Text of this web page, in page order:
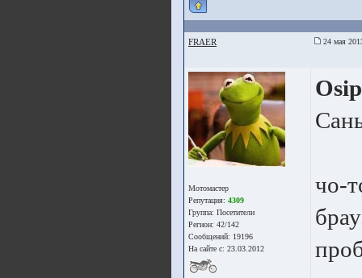
FRAER 24 мая
Мотомастер
Репутация: 4309
Группа: Посетители
Регион: 42/142
Сообщений: 19196
На сайте с: 23.03.2012
чо-